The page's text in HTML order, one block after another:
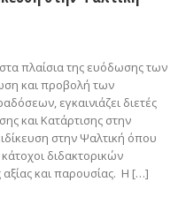
στα πλαίσια της ευόδωσης των
και προβολή των
εγκαινιάζει διετές
και Κατάρτισης στην
στην Ψαλτική όπου
διδακτορικών
και παρουσίας. Η […]